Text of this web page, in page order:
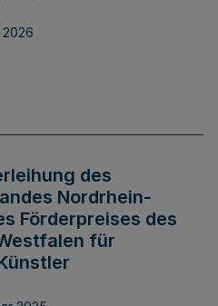
2026
des
Nordrhein-
Förderpreises des
für